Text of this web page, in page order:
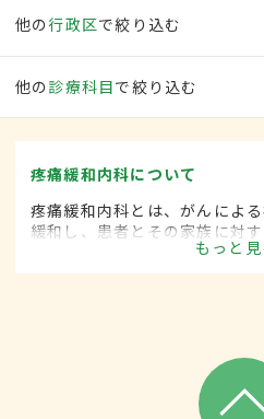
他の行政区で絞り込む
他の 診療科目で絞り込む
疼痛緩和内科について
疼痛緩和内科とは、がんによ
緩和し、患者とその家族に対
行う診療分野です。緩和ケア
もっと見